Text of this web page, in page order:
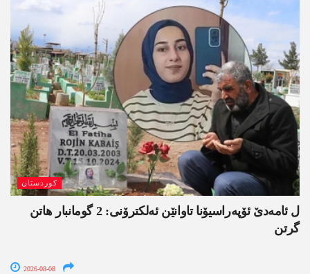
کوردستان
ل ئامەدێ ئۆپەراسیۆنا تاوانێن ئەلکترۆنی: 2 گومانبار ھاتن
گرتن
2026-08-08